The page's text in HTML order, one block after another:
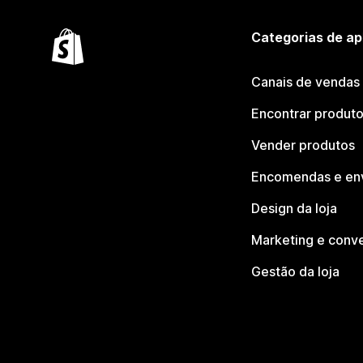
Categorias de
Canais de vendas
Encontrar
Vender produtos
Encomendas e
Design da loja
Marketing e
Gestão da loja